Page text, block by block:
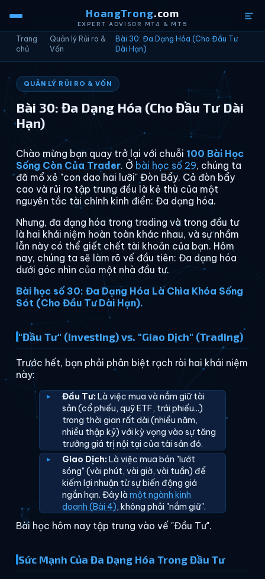
HoangTrong.com
EXPERT ADVISOR MT4 & MT5
Trang
chủ
›
Quản lý Rủi ro &
Vốn
›
Bài 30: Đa Dạng Hóa (Cho Đầu Tư
Dài Hạn)
QUẢN LÝ RỦI RO & VỐN
Bài 30: Đa Dạng Hóa (Cho Đầu Tư Dài
Hạn)
Chào mừng bạn quay trở lại với chuỗi 100 Bài Học
Sống Còn Của Trader. Ở bài học số 29, chúng ta
đã mổ xẻ "con dao hai lưỡi" Đòn Bẩy. Cả đòn bẩy
cao và rủi ro tập trung đều là kẻ thù của một
nguyên tắc tài chính kinh điển: Đa dạng hóa.
Nhưng, đa dạng hóa trong trading và trong đầu tư
là hai khái niệm hoàn toàn khác nhau, và sự nhầm
lẫn này có thể giết chết tài khoản của bạn. Hôm
nay, chúng ta sẽ làm rõ vế đầu tiên: Đa dạng hóa
dưới góc nhìn của một nhà đầu tư.
Bài học số 30: Đa Dạng Hóa Là Chìa Khóa Sống
Sót (Cho Đầu Tư Dài Hạn).
"Đầu Tư" (Investing) vs. "Giao Dịch" (Trading)
Trước hết, bạn phải phân biệt rạch ròi hai khái niệm
này:
Đầu Tư:Là việc mua và nắm giữ tài
sản (cổ phiếu, quỹ ETF, trái phiếu...)
trong thời gian rất dài (nhiều năm,
nhiều thập kỷ) với kỳ vọng vào sự tăng
trưởng giá trị nội tại của tài sản đó.
Giao Dịch:Là việc mua bán "lướt
sóng" (vài phút, vài giờ, vài tuần) để
kiếm lợi nhuận từ sự biến động giá
ngắn hạn. Đây làmột ngành kinh
doanh (Bài 4), không phải "nắm giữ".
Bài học hôm nay tập trung vào vế "Đầu Tư".
Sức Mạnh Của Đa Dạng Hóa Trong Đầu Tư